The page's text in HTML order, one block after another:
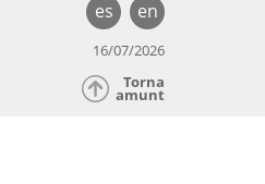
es en
16/07/2026
Torna
amunt